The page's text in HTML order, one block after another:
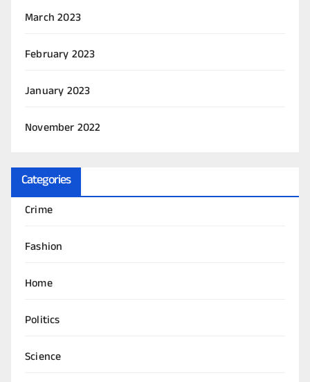
March 2023
February 2023
January 2023
November 2022
Categories
Crime
Fashion
Home
Politics
Science